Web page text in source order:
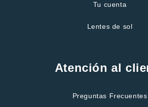
Tu cuenta
Lentes de sol
Atención al
Preguntas Frecuentes